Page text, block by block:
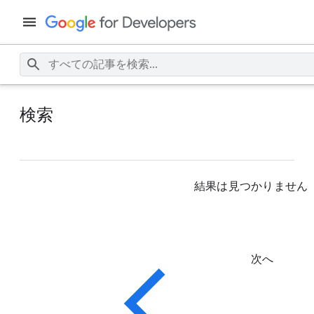
検索
結果は見つかりません
次へ